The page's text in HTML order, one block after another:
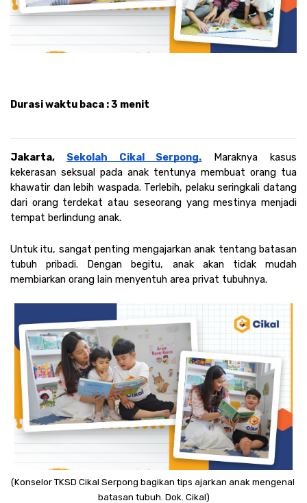
Durasi waktu baca : 3 menit
Jakarta, Sekolah Cikal Serpong.
Maraknya kasus
kekerasan seksual pada anak tentunya membuat orang tua
khawatir dan lebih waspada. Terlebih, pelaku seringkali datang
dari orang terdekat atau seseorang yang mestinya menjadi
tempat berlindung anak.
Untuk itu, sangat penting mengajarkan anak tentang batasan
tubuh pribadi. Dengan begitu, anak akan tidak mudah
membiarkan orang lain menyentuh area privat tubuhnya.
(Konselor TKSD Cikal Serpong bagikan tips ajarkan anak mengenal
batasan tubuh. Dok. Cikal)